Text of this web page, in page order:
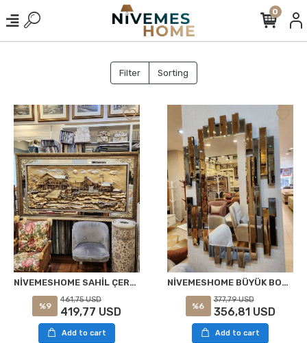
0
Filter Sorting
NİVEMESHOME SAHİL ÇERÇEVELİ 154X78 TABLO
%9
461,75 USD
419,77 USD
Add to cart
NİVEMESHOME BÜYÜK BOY GOLD 74X121 DEKORATİF BOY AYNASI
%6
377,79 USD
356,81 USD
Add to cart